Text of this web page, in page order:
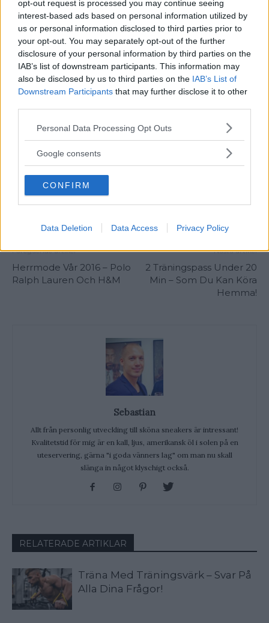
opt-out request is processed you may continue seeing
interest-based ads based on personal information utilized by
us or personal information disclosed to third parties prior to
your opt-out. You may separately opt-out of the further
disclosure of your personal information by third parties on the
IAB’s list of downstream participants. This information may
also be disclosed by us to third parties on the IAB’s List of
Downstream Participants that may further disclose it to other
Please note that this website/app uses one or more Google
not limited to your visit or usage behaviour. You may click to
use your data for below specified purposes in below Google
consent section.
Personal Data Processing Opt Outs
Google consents
CONFIRM
Data Deletion Data Access Privacy Policy
Använd ansiktsskrubb 2 gånger i veckan
Använd ansiktstvätt 4-5 gånger i veckan
Stressa ned! Stresshormoner kan nämligen
påverka talgproduktionen på samma sätt som
testosteron gör
TAGGAR Allmänbildning
Föregående artikel
Herrmode Vår 2016 – Polo
Ralph Lauren Och H&M
Nästa artikel
2 Träningspass Under 20
Min – Som Du Kan Köra
Hemma!
Sebastian
Allt från personlig utveckling till sköna sneakers är intressant!
Kvalitetstid för mig är en kall, ljus, amerikansk öl i solen på en
uteservering, gärna "i goda vänners lag" om man nu skall
slänga in något klyschigt också.
RELATERADE ARTIKLAR
Träna Med Träningsvärk – Svar På
Alla Dina Frågor!